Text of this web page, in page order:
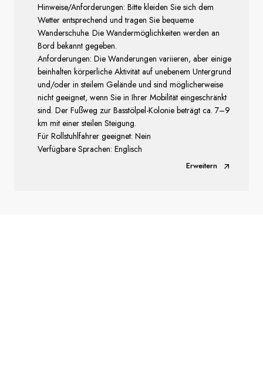
Hinweise/Anforderungen: Bitte kleiden Sie sich dem
Wetter entsprechend und tragen Sie bequeme
Wanderschuhe. Die Wandermöglichkeiten werden an
Bord bekannt gegeben.
Anforderungen: Die Wanderungen variieren, aber einige
beinhalten körperliche Aktivität auf unebenem Untergrund
und/oder in steilem Gelände und sind möglicherweise
nicht geeignet, wenn Sie in Ihrer Mobilität eingeschränkt
sind. Der Fußweg zur Basstölpel-Kolonie beträgt ca. 7–9
km mit einer steilen Steigung.
Für Rollstuhlfahrer geeignet: Nein
Verfügbare Sprachen: Englisch
Erweitern